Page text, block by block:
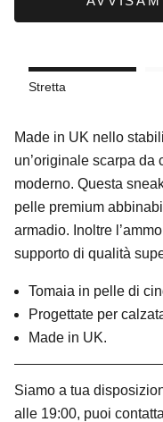
Stretta
Made in UK nello
un’originale scarpa
moderno. Questa
pelle premium
armadio. Inoltre
supporto di qualità
Tomaia in pelle di
Progettate per
Made in UK.
Siamo a tua
alle 19:00, puoi